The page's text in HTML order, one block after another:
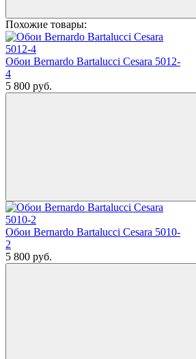
Похожие товары:
Обои Bernardo Bartalucci Cesara 5012-
4
5 800 руб.
Обои Bernardo Bartalucci Cesara 5010-
2
5 800 руб.